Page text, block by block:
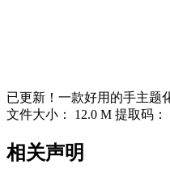
已更新！一款好用的手主题
文件大小：
12.0 M 提取码：
相关声明